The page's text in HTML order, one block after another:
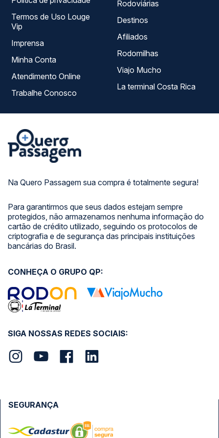
Na Quero Passagem sua compra é totalmente segura!
Para garantirmos que seus dados estejam sempre
protegidos, não armazenamos nenhuma informação do
cartão de crédito utilizado, seguindo os protocolos de
criptografia e de segurança das principais instituições
bancárias do Brasil.
Termos de Uso Louge
Vip
Imprensa
Minha Conta
Atendimento Online
Trabalhe Conosco
Rodoviárias
Destinos
Afiliados
Rodomilhas
Viajo Mucho
La terminal Costa Rica
SIGA NOSSAS REDES SOCIAIS:
CONHEÇA O GRUPO QP:
SEGURANÇA